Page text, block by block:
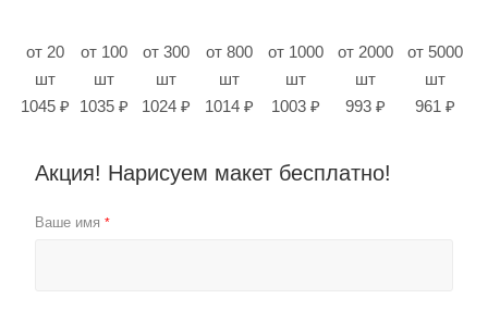
от 20
шт
1045 ₽
от 100
шт
1035 ₽
от 300
шт
1024 ₽
от 800
шт
1014 ₽
от 1000
шт
1003 ₽
от 2000
шт
993 ₽
от 5000
шт
961 ₽
Акция! Нарисуем макет бесплатно!
Ваше имя *